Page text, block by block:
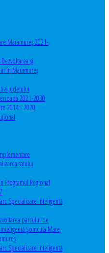
Maramureș 2021-
și
în Maramureș
a județului
2021-2030
2014 - 2020
satului
Programul Regional
Specializare Inteligentă
parcului de
Șomcuta Mare,
Specializare Inteligentă